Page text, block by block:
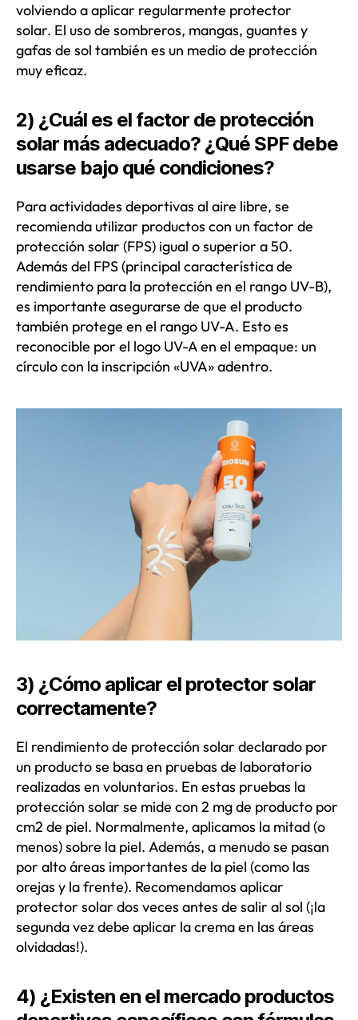
volviendo a aplicar regularmente protector
solar. El uso de sombreros, mangas, guantes y
gafas de sol también es un medio de protección
muy eficaz.
2) ¿Cuál es el factor de protección
solar más adecuado? ¿Qué SPF debe
usarse bajo qué condiciones?
Para actividades deportivas al aire libre, se
recomienda utilizar productos con un factor de
protección solar (FPS) igual o superior a 50.
Además del FPS (principal característica de
rendimiento para la protección en el rango UV-B),
es importante asegurarse de que el producto
también protege en el rango UV-A. Esto es
reconocible por el logo UV-A en el empaque: un
círculo con la inscripción «UVA» adentro.
3) ¿Cómo aplicar el protector solar
correctamente?
El rendimiento de protección solar declarado por
un producto se basa en pruebas de laboratorio
realizadas en voluntarios. En estas pruebas la
protección solar se mide con 2 mg de producto por
cm2 de piel. Normalmente, aplicamos la mitad (o
menos) sobre la piel. Además, a menudo se pasan
por alto áreas importantes de la piel (como las
orejas y la frente). Recomendamos aplicar
protector solar dos veces antes de salir al sol (¡la
segunda vez debe aplicar la crema en las áreas
olvidadas!).
4) ¿Existen en el mercado productos